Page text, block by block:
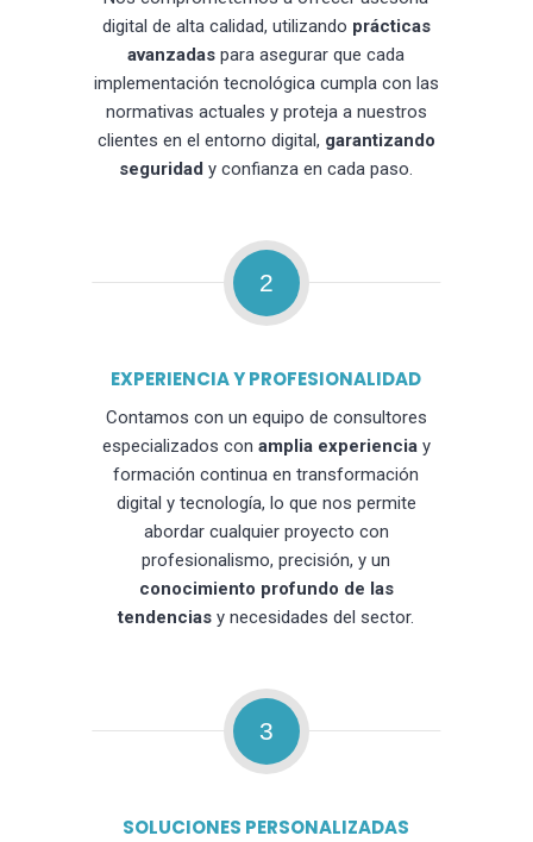
digital de alta calidad, utilizando prácticas
avanzadas para asegurar que cada
implementación tecnológica cumpla con las
normativas actuales y proteja a nuestros
clientes en el entorno digital, garantizando
seguridad y confianza en cada paso.
2
EXPERIENCIA Y PROFESIONALIDAD
Contamos con un equipo de consultores
especializados con amplia experienciay
formación continua en transformación
digital y tecnología, lo que nos permite
abordar cualquier proyecto con
profesionalismo, precisión, y un
conocimiento profundo de las
tendencias y necesidades del sector.
3
SOLUCIONES PERSONALIZADAS